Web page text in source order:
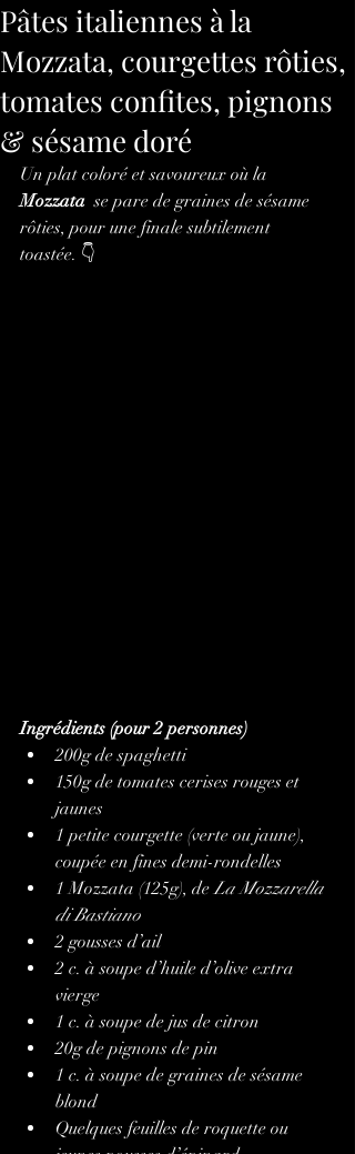
Pâtes italiennes à la
Mozzata, courgettes rôties,
tomates confites, pignons
& sésame doré
Un plat coloré et savoureux où la
Mozzata se pare de graines de sésame
rôties, pour une finale subtilement
toastée. 👇
Ingrédients (pour 2 personnes)
200g de spaghetti
150g de tomates cerises rouges et
jaunes
1 petite courgette (verte ou jaune),
coupée en fines demi-rondelles
1 Mozzata (125g), de La Mozzarella
di Bastiano
2 gousses d’ail
2 c. à soupe d’huile d’olive extra
vierge
1 c. à soupe de jus de citron
20g de pignons de pin
1 c. à soupe de graines de sésame
blond
Quelques feuilles de roquette ou